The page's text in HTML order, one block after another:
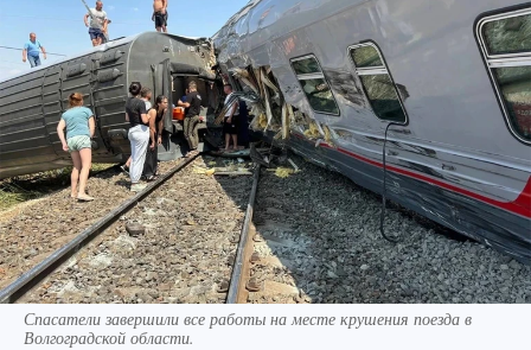
Спасатели завершили все работы на месте крушения поезда в
Волгоградской области.